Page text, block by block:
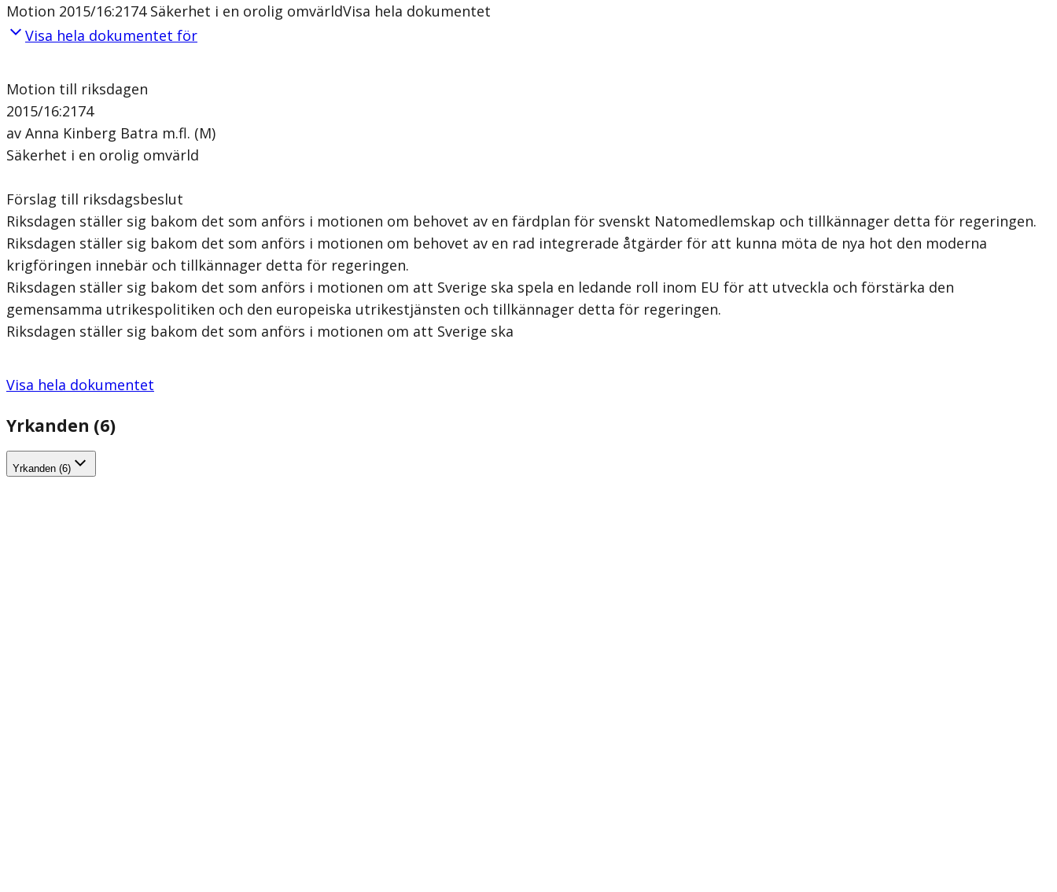
Motion 2015/16:2174 Säkerhet i en orolig omvärldVisa hela dokumentet
Visa hela dokumentet för
Motion till riksdagen
2015/16:2174
av Anna Kinberg Batra m.fl. (M)
Säkerhet i en orolig omvärld
Förslag till riksdagsbeslut
Riksdagen ställer sig bakom det som anförs i motionen om behovet av en färdplan för svenskt Natomedlemskap och tillkännager detta för regeringen.
Riksdagen ställer sig bakom det som anförs i motionen om behovet av en rad integrerade åtgärder för att kunna möta de nya hot den moderna
krigföringen innebär och tillkännager detta för regeringen.
Riksdagen ställer sig bakom det som anförs i motionen om att Sverige ska spela en ledande roll inom EU för att utveckla och förstärka den
gemensamma utrikespolitiken och den europeiska utrikestjänsten och tillkännager detta för regeringen.
Riksdagen ställer sig bakom det som anförs i motionen om att Sverige ska
Visa hela dokumentet
Yrkanden (6)
Yrkanden (6)